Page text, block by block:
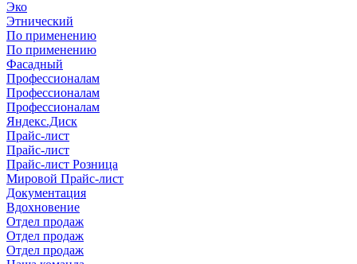
Эко
Этнический
По применению
По применению
Фасадный
Профессионалам
Профессионалам
Профессионалам
Яндекс.Диск
Прайс-лист
Прайс-лист
Прайс-лист Розница
Мировой Прайс-лист
Документация
Вдохновение
Отдел продаж
Отдел продаж
Отдел продаж